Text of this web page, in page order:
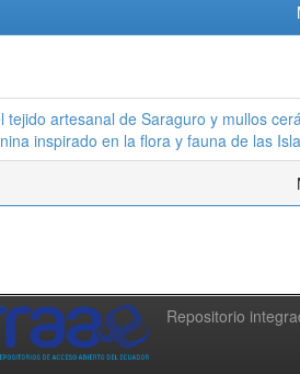
tejido artesanal de Saraguro y mullos
inspirado en la flora y fauna de las
Repositorio